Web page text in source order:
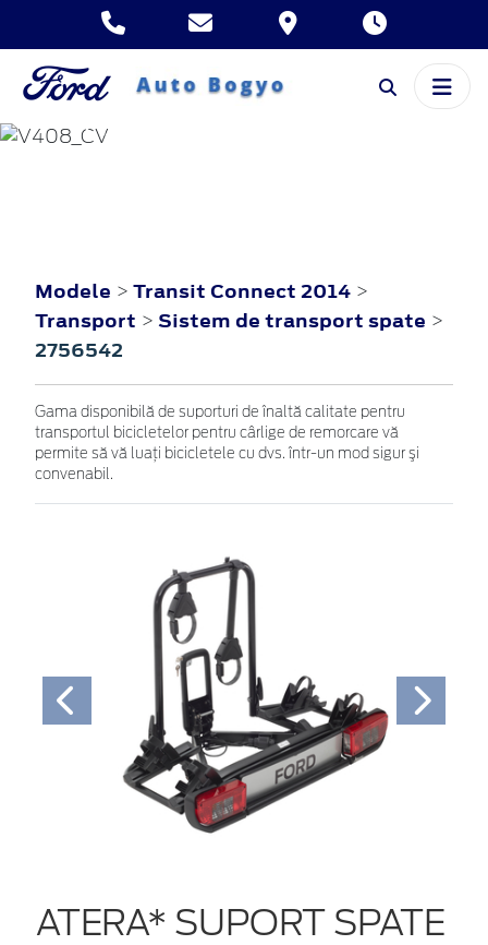
TRANSIT CONNECT
Modele > Transit Connect 2014 >
Transport > Sistem de transport spate >
2756542
Gama disponibilă de suporturi de înaltă calitate pentru
transportul bicicletelor pentru cârlige de remorcare vă
permite să vă luaţi bicicletele cu dvs. într-un mod sigur şi
convenabil.
ATERA* SUPORT SPATE